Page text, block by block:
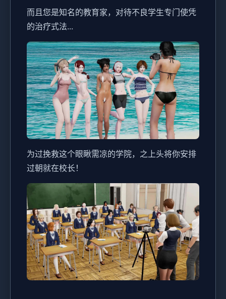
而且您是知名的教育家，对待不良学生专门使凭
的治疗式法...
为过挽救这个眼瞅需凉的学院，之上头将你安排
过朝就在校长！